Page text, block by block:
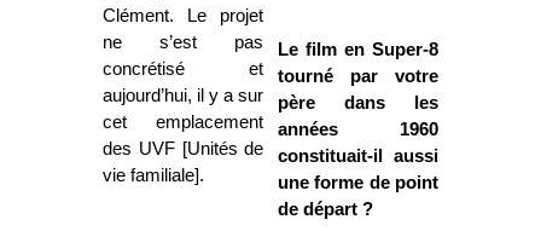
Clément. Le projet
ne s’est pas
concrétisé et
aujourd’hui, il y a sur
cet emplacement
des UVF [Unités de
vie familiale].
Le film en Super-8
tourné par votre
père dans les
années 1960
constituait-il aussi
une forme de point
de départ ?